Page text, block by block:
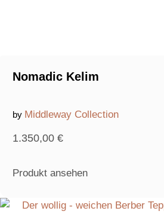
Nomadic Kelim
by Middleway Collection
1.350,00 €
Produkt ansehen